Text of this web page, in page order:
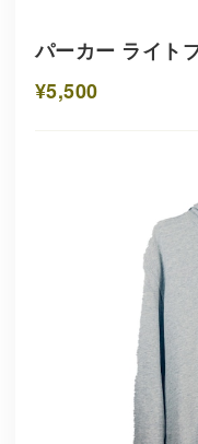
パーカー ライト
¥5,500